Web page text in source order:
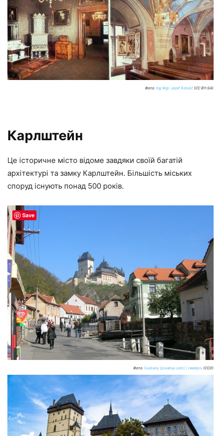
Фото: Ing.Mgr.Jozef Kotulič (CC BY-SA)
Карлштейн
Це історичне місто відоме завдяки своїй багатій
архітектурі та замку Карлштейн. Більшість міських
споруд існують понад 500 років.
Фото: Susbany (pixabay.com) / needpix (CC0)
Save